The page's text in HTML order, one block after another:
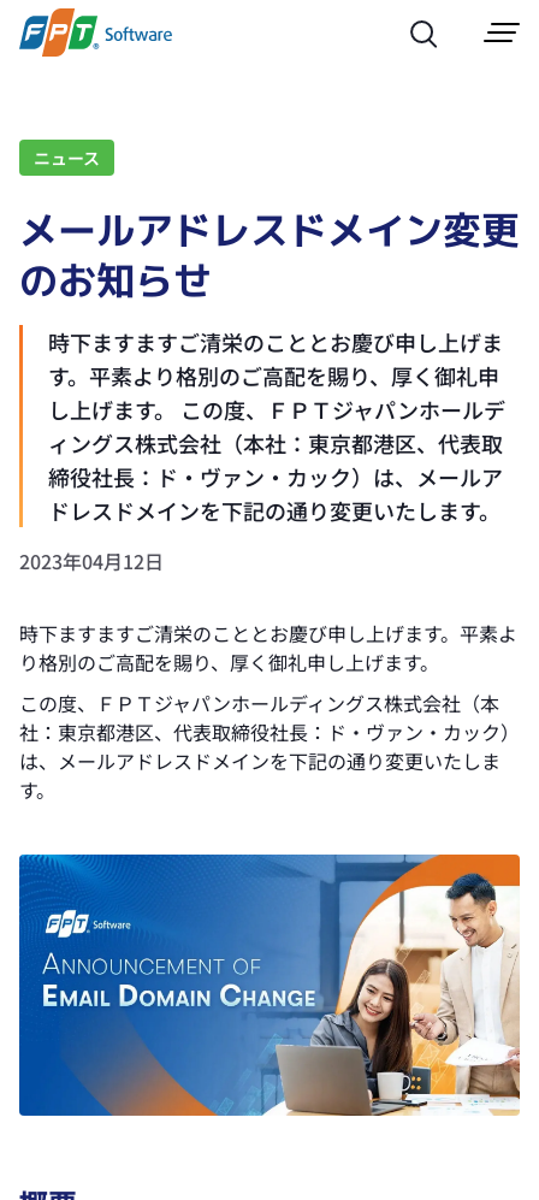
ニュース
メールアドレスドメイン変更
のお知らせ
時下ますますご清栄のこととお慶び申し上げま
す。平素より格別のご高配を賜り、厚く御礼申
し上げます。 この度、ＦＰＴジャパンホールデ
ィングス株式会社（本社：東京都港区、代表取
締役社長：ド・ヴァン・カック）は、メールア
ドレスドメインを下記の通り変更いたします。
2023年04月12日
時下ますますご清栄のこととお慶び申し上げます。平素よ
り格別のご高配を賜り、厚く御礼申し上げます。
この度、ＦＰＴジャパンホールディングス株式会社（本
社：東京都港区、代表取締役社長：ド・ヴァン・カック）
は、メールアドレスドメインを下記の通り変更いたしま
す。